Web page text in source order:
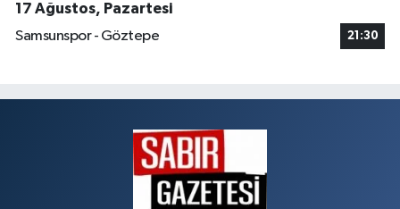
17 Ağustos, Pazartesi
Samsunspor - Göztepe
21:30